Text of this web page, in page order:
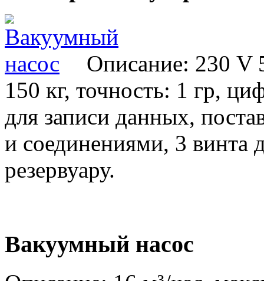
Описание: 230 V
150 кг, точность: 1 гр,
для записи данных,
и соединениями, 3 винта
резервуару.
Вакуумный насос